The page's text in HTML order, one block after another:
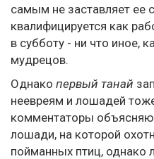
самым не заставляет ее
квалифицируется как
в субботу - ни что иное,
мудрецов.
Однако первый танай
неевреям и лошадей
комментаторы
лошади, на которой
пойманных птиц, однако